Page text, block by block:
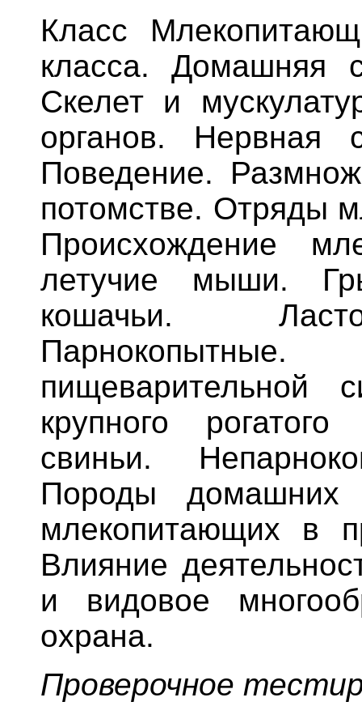
Класс
класса. Домашняя
Скелет и
органов. Нервная
Поведение.
потомстве. Отряды
Происхождение
летучие мыши.
кошачьи.
Парнокопытные.
пищеварительной
крупного
свиньи.
Породы
млекопитающих в
Влияние
и видовое
охрана.
Проверочное